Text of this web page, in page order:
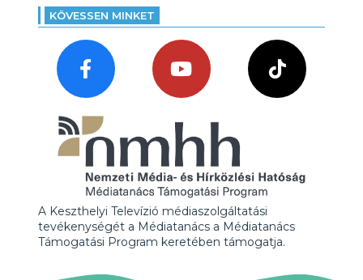
KÖVESSEN MINKET
A Keszthelyi Televízió médiaszolgáltatási
tevékenységét a Médiatanács a Médiatanács
Támogatási Program keretében támogatja.